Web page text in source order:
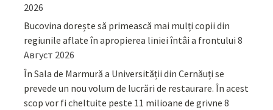
2026
Bucovina dorește să primească mai mulți copii din
regiunile aflate în apropierea liniei întâi a frontului 8
Август 2026
În Sala de Marmură a Universității din Cernăuți se
prevede un nou volum de lucrări de restaurare. În acest
scop vor fi cheltuite peste 11 milioane de grivne 8